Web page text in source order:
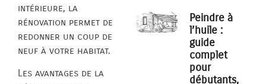
intérieure, la
rénovation permet de
redonner un coup de
neuf à votre habitat.
Les avantages de la
Peindre à
l’huile :
guide
complet
pour
débutants,